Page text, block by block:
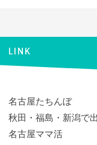
LINK
名古屋たちんぼ
秋田・福島・新潟で
名古屋ママ活